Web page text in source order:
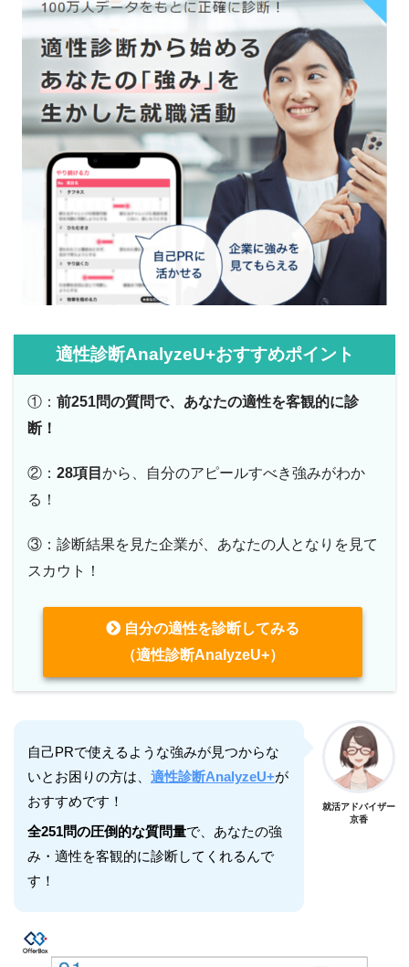
適性診断AnalyzeU+おすすめポイント
①： 前251問の質問で、あなたの適性を客観的に診
断！
②： 28項目 から、自分のアピールすべき強みがわか
る！
③：診断結果を見た企業が、あなたの人となりを見て
スカウト！
自分の適性を診断してみる
（適性診断AnalyzeU+）
自己PRで使えるような強みが見つからな
いとお困りの方は、 適性診断AnalyzeU+が
おすすめです！
全251問の圧倒的な質問量で、あなたの強
み・適性を客観的に診断してくれるんで
す！
就活アドバイザー
京香